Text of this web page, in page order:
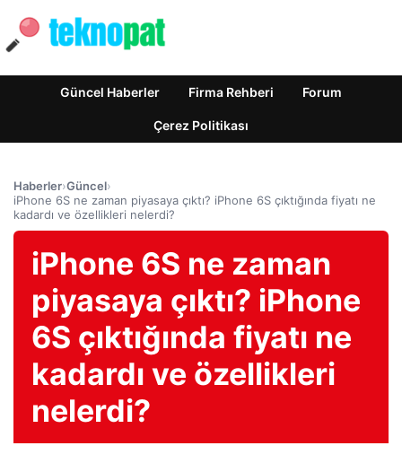
Güncel Haberler Firma Rehberi Forum
Çerez Politikası
Haberler›Güncel›
iPhone 6S ne zaman piyasaya çıktı? iPhone 6S çıktığında fiyatı ne
kadardı ve özellikleri nelerdi?
iPhone 6S ne zaman
piyasaya çıktı? iPhone
6S çıktığında fiyatı ne
kadardı ve özellikleri
nelerdi?